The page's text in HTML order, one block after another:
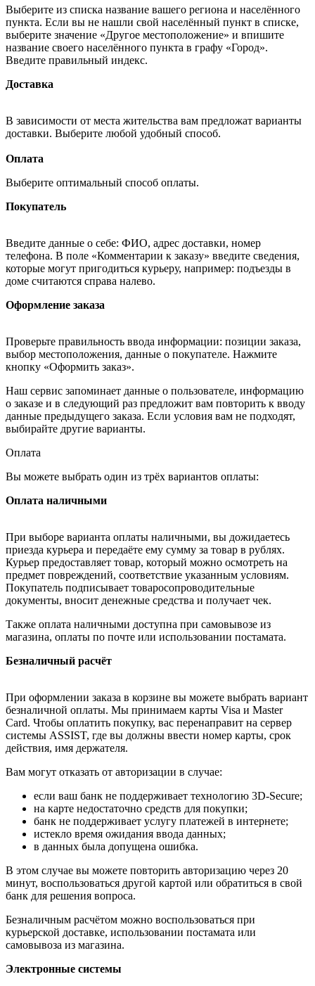
Выберите из списка название вашего региона и населённого
пункта. Если вы не нашли свой населённый пункт в списке,
выберите значение «Другое местоположение» и впишите
название своего населённого пункта в графу «Город».
Введите правильный индекс.
Доставка
В зависимости от места жительства вам предложат варианты
доставки. Выберите любой удобный способ.
Оплата
Выберите оптимальный способ оплаты.
Покупатель
Введите данные о себе: ФИО, адрес доставки, номер
телефона. В поле «Комментарии к заказу» введите сведения,
которые могут пригодиться курьеру, например: подъезды в
доме считаются справа налево.
Оформление заказа
Проверьте правильность ввода информации: позиции заказа,
выбор местоположения, данные о покупателе. Нажмите
кнопку «Оформить заказ».
Наш сервис запоминает данные о пользователе, информацию
о заказе и в следующий раз предложит вам повторить к вводу
данные предыдущего заказа. Если условия вам не подходят,
выбирайте другие варианты.
Оплата
Вы можете выбрать один из трёх вариантов оплаты:
Оплата наличными
При выборе варианта оплаты наличными, вы дожидаетесь
приезда курьера и передаёте ему сумму за товар в рублях.
Курьер предоставляет товар, который можно осмотреть на
предмет повреждений, соответствие указанным условиям.
Покупатель подписывает товаросопроводительные
документы, вносит денежные средства и получает чек.
Также оплата наличными доступна при самовывозе из
магазина, оплаты по почте или использовании постамата.
Безналичный расчёт
При оформлении заказа в корзине вы можете выбрать вариант
безналичной оплаты. Мы принимаем карты Visa и Master
Card. Чтобы оплатить покупку, вас перенаправит на сервер
системы ASSIST, где вы должны ввести номер карты, срок
действия, имя держателя.
Вам могут отказать от авторизации в случае:
если ваш банк не поддерживает технологию 3D-Secure;
на карте недостаточно средств для покупки;
банк не поддерживает услугу платежей в интернете;
истекло время ожидания ввода данных;
в данных была допущена ошибка.
В этом случае вы можете повторить авторизацию через 20
минут, воспользоваться другой картой или обратиться в свой
банк для решения вопроса.
Безналичным расчётом можно воспользоваться при
курьерской доставке, использовании постамата или
самовывоза из магазина.
Электронные системы